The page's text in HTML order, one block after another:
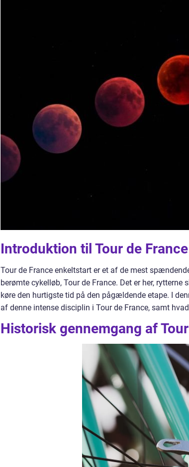
Introduktion til Tour de
Tour de France enkeltstart er et af de mest
berømte cykelløb, Tour de France. Det er her,
køre den hurtigste tid på den pågældende etape. I
af denne intense disciplin i Tour de France, samt
Historisk gennemgang af